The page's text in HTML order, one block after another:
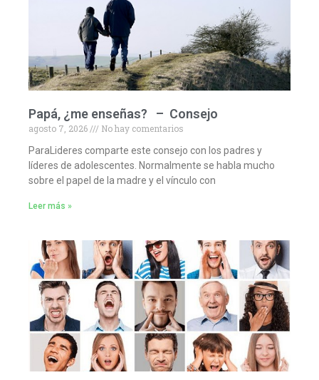
Papá, ¿me enseñas? – Consejo
agosto 7, 2026
No hay comentarios
ParaLideres comparte este consejo con los padres y
líderes de adolescentes. Normalmente se habla mucho
sobre el papel de la madre y el vínculo con
Leer más »